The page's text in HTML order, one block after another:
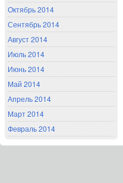
Октябрь 2014
Сентябрь 2014
Август 2014
Июль 2014
Июнь 2014
Май 2014
Апрель 2014
Март 2014
Февраль 2014